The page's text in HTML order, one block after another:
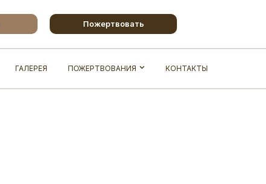
Пожертвовать
ГАЛЕРЕЯ ПОЖЕРТВОВАНИЯ КОНТАКТЫ